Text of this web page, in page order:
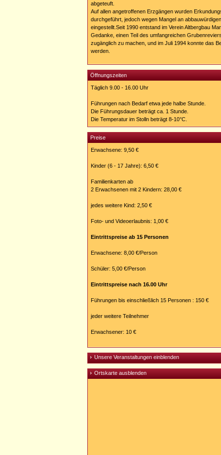
abgeteuft.
Auf allen angetroffenen Erzgängen wurden
durchgeführt, jedoch wegen Mangel an
eingestellt.Seit 1990 entstand im Verein Altbergbau
Gedanke, einen Teil des umfangreichen
zugänglich zu machen, und im Juli 1994 konnte das
werden.
Öffnungszeiten
Täglich 9.00 - 16.00 Uhr
Führungen nach Bedarf etwa jede halbe Stunde.
Die Führungsdauer beträgt ca. 1 Stunde.
Die Temperatur im Stolln beträgt 8-10°C.
Preise
Erwachsene: 9,50 €
Kinder (6 - 17 Jahre): 6,50 €
Familienkarten ab
2 Erwachsenen mit 2 Kindern: 28,00 €
jedes weitere Kind: 2,50 €
Foto- und Videoerlaubnis: 1,00 €
Eintrittspreise ab 15 Personen
Erwachsene: 8,00 €/Person
Schüler: 5,00 €/Person
Eintrittspreise nach 16.00 Uhr
Führungen bis einschließlich 15 Personen : 150 €
jeder weitere Teilnehmer
Erwachsener: 10 €
Unsere Veranstaltungen einblenden
Ortskarte ausblenden